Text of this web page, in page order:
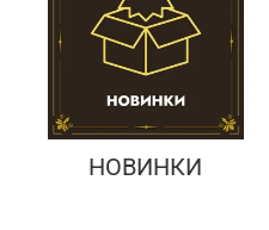
Подарки
Подарки брокеру
Подарки директору/
НОВИНКИ